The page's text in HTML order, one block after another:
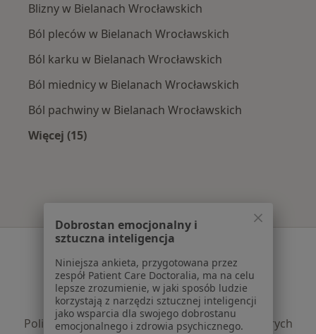
Blizny w Bielanach Wrocławskich
Ból pleców w Bielanach Wrocławskich
Ból karku w Bielanach Wrocławskich
Ból miednicy w Bielanach Wrocławskich
Ból pachwiny w Bielanach Wrocławskich
Więcej (15)
Serwis
Regulamin
Polityka prywatności pacjentów
Polityka prywatności profesjonalistów
Polityka prywatności dla profesjonalistów, których
Dobrostan emocjonalny i
sztuczna inteligencja
Niniejsza ankieta, przygotowana przez
zespół Patient Care Doctoralia, ma na celu
lepsze zrozumienie, w jaki sposób ludzie
korzystają z narzędzi sztucznej inteligencji
jako wsparcia dla swojego dobrostanu
emocjonalnego i zdrowia psychicznego.